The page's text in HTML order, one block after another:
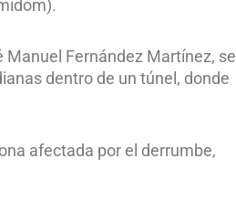
Manuel Fernández Martínez, se
dentro de un túnel, donde
afectada por el derrumbe,